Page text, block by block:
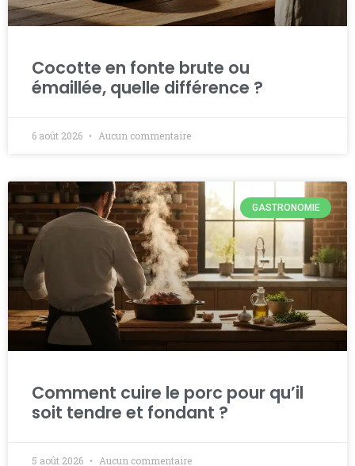
Cocotte en fonte brute ou
émaillée, quelle différence ?
6 août 2026 Aucun commentaire
GASTRONOMIE
Comment cuire le porc pour qu’il
soit tendre et fondant ?
5 août 2026 Aucun commentaire